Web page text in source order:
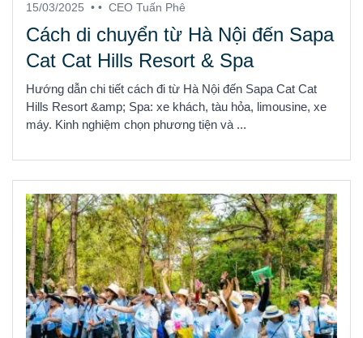
15/03/2025 • • CEO Tuấn Phê
Cách di chuyển từ Hà Nội đến Sapa
Cat Cat Hills Resort & Spa
Hướng dẫn chi tiết cách đi từ Hà Nội đến Sapa Cat Cat
Hills Resort &amp; Spa: xe khách, tàu hỏa, limousine, xe
máy. Kinh nghiệm chọn phương tiện và ...